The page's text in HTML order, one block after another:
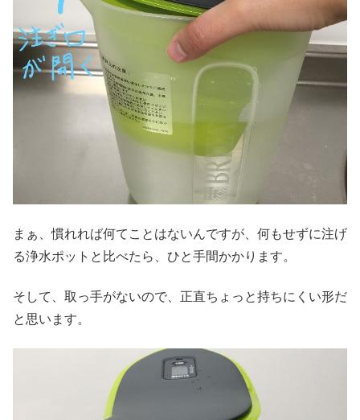
まぁ、慣れれば何てことはないんですが、何もせずに注げ
る浄水ポットと比べたら、ひと手間かかります。
そして、取っ手がないので、正直ちょっと持ちにくい形だ
と思います。